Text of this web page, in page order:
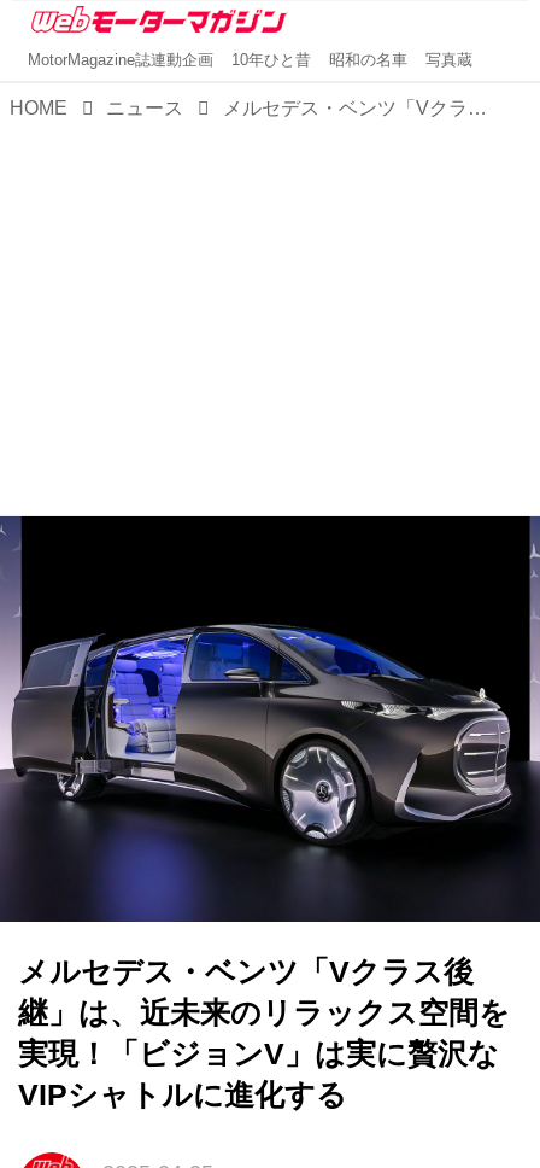
MotorMagazine誌連動企画 10年ひと昔 昭和の名車 写真蔵
HOME ニュース メルセデス・ベンツ「Vクラス後継」は、近未来のリラックス空間を実現！「ビジョンV」は実に贅沢なVIPシャトルに進化する
メルセデス・ベンツ「Vクラス後
継」は、近未来のリラックス空間を
実現！「ビジョンV」は実に贅沢な
VIPシャトルに進化する